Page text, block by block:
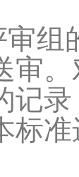
审组
审
记
标